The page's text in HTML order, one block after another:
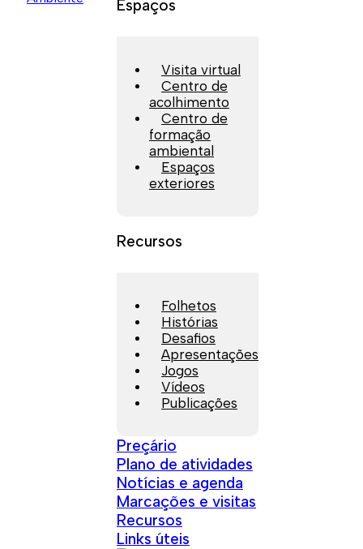
Espaços
Visita virtual
Centro de
acolhimento
Centro de
formação
ambiental
Espaços
exteriores
Recursos
Folhetos
Histórias
Desafios
Apresentações
Jogos
Vídeos
Publicações
Preçário
Plano de atividades
Notícias e agenda
Marcações e visitas
Recursos
Links úteis